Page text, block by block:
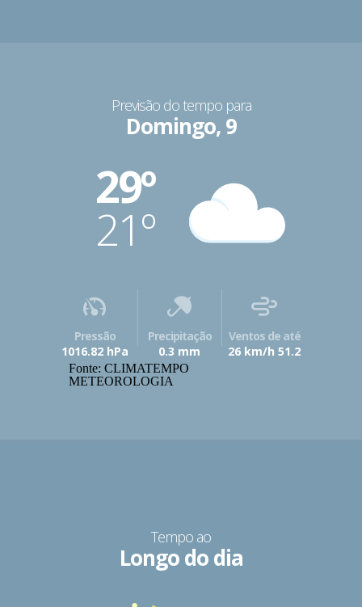
Previsão do tempo para
Domingo, 9
29º
21º
Pressão
1016.82 hPa
Precipitação
0.3 mm
Ventos de até
26 km/h 51.2
Fonte: CLIMATEMPO
METEOROLOGIA
Tempo ao
Longo do dia